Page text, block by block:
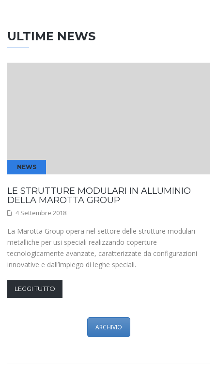
ULTIME NEWS
NEWS
LE STRUTTURE MODULARI IN ALLUMINIO
DELLA MAROTTA GROUP
4 Settembre 2018
La Marotta Group opera nel settore delle strutture modulari
metalliche per usi speciali realizzando coperture
tecnologicamente avanzate, caratterizzate da configurazioni
innovative e dall’impiego di leghe speciali.
LEGGI TUTTO
ARCHIVIO